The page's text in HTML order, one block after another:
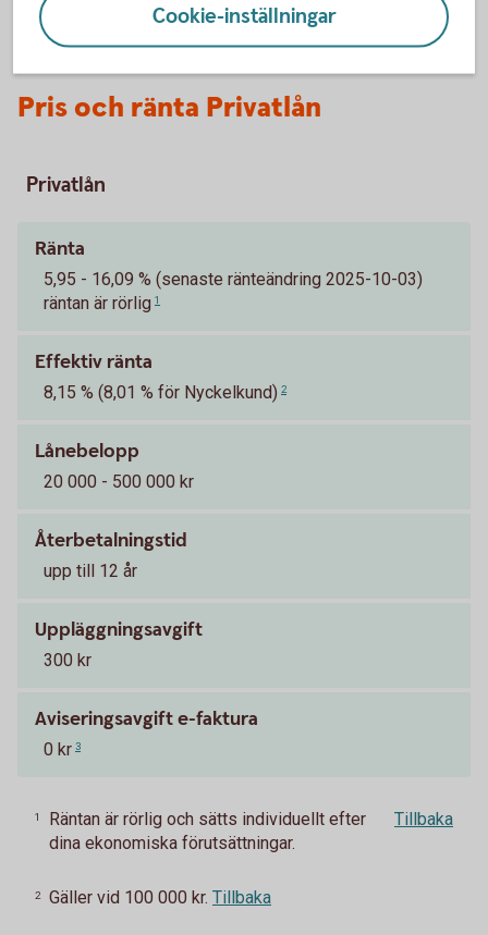
Pris och ränta Privatlån
Privatlån
Ränta
5,95 - 16,09 % (senaste ränteändring 2025-10-03)
räntan är rörlig 1
Effektiv ränta
8,15 % (8,01 % för Nyckelkund) 2
Lånebelopp
20 000 - 500 000 kr
Återbetalningstid
upp till 12 år
Uppläggningsavgift
300 kr
Aviseringsavgift e-faktura
0 kr 3
1
Räntan är rörlig och sätts individuellt efter
dina ekonomiska förutsättningar.
Tillbaka
2 Gäller vid 100 000 kr. Tillbaka
Cookie-inställningar